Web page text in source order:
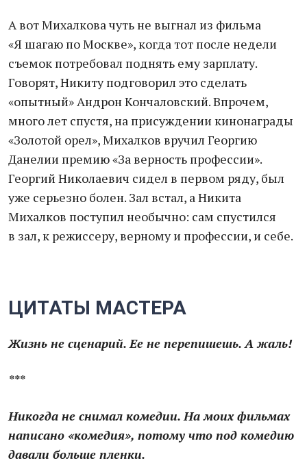
А вот Михалкова чуть не выгнал из фильма
«Я шагаю по Москве», когда тот после недели
съемок потребовал поднять ему зарплату.
Говорят, Никиту подговорил это сделать
«опытный» Андрон Кончаловский. Впрочем,
много лет спустя, на присуждении кинонаграды
«Золотой орел», Михалков вручил Георгию
Данелии премию «За верность профессии».
Георгий Николаевич сидел в первом ряду, был
уже серьезно болен. Зал встал, а Никита
Михалков поступил необычно: сам спустился
в зал, к режиссеру, верному и профессии, и себе.
ЦИТАТЫ МАСТЕРА
Жизнь не сценарий. Ее не перепишешь. А жаль!
***
Никогда не снимал комедии. На моих фильмах
написано «комедия», потому что под комедию
давали больше пленки.